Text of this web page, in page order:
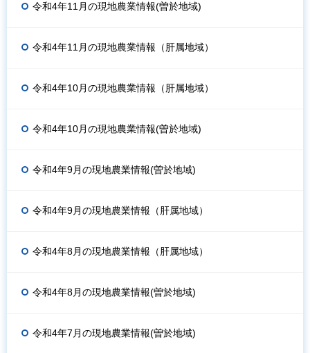
令和4年11月の現地農業情報(曽於地域)
令和4年11月の現地農業情報（肝属地域）
令和4年10月の現地農業情報（肝属地域）
令和4年10月の現地農業情報(曽於地域)
令和4年9月の現地農業情報(曽於地域)
令和4年9月の現地農業情報（肝属地域）
令和4年8月の現地農業情報（肝属地域）
令和4年8月の現地農業情報(曽於地域)
令和4年7月の現地農業情報(曽於地域)